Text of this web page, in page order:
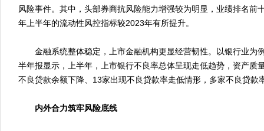
风险事件。其中，头部券商抗风险能力增强较为明显，业绩排名前
年上半年的流动性风控指标较2023年有所提升。
金融系统整体稳定，上市金融机构更显经营韧性。以银行业为
半年报显示，上半年，上市银行不良率总体呈现走低趋势，资产质
不良贷款余额下降、13家出现不良贷款率走低情形，多家不良贷款
内外合力筑牢风险底线